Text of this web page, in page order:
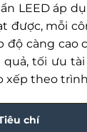
LEED áp
được, mỗi
càng cao
tối ưu tài
theo trình
chí